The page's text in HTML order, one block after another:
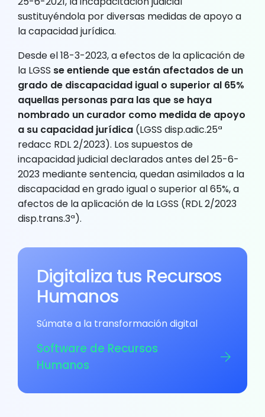
sustituyéndola por diversas medidas de apoyo a
la capacidad jurídica.
Desde el 18-3-2023, a efectos de la aplicación de
la LGSS se entiende que están afectados de un
grado de discapacidad igual o superior al 65%
aquellas personas para las que se haya
nombrado un curador como medida de apoyo
a su capacidad jurídica (LGSS disp.adic.25ª
redacc RDL 2/2023). Los supuestos de
incapacidad judicial declarados antes del 25-6-
2023 mediante sentencia, quedan asimilados a la
discapacidad en grado igual o superior al 65%, a
afectos de la aplicación de la LGSS (RDL 2/2023
disp.trans.3ª).
Digitaliza tus Recursos
Humanos
Súmate a la transformación digital
Software de Recursos
Humanos